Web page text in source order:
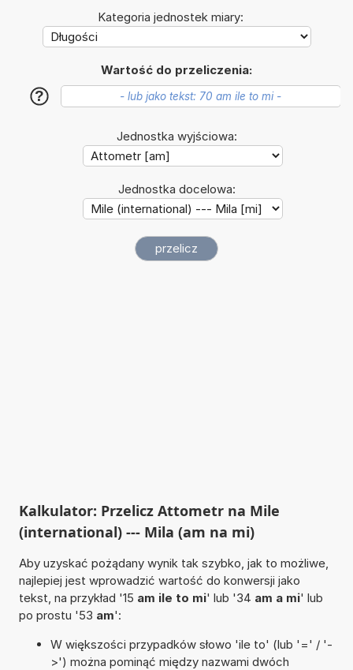
Kategoria jednostek miary:
Wartość do przeliczenia:
?
Jednostka wyjściowa:
Jednostka docelowa:
Kalkulator: Przelicz Attometr na Mile
(international) --- Mila (am na mi)
Aby uzyskać pożądany wynik tak szybko, jak to możliwe,
najlepiej jest wprowadzić wartość do konwersji jako
tekst, na przykład '15 am ile to mi' lub '34 am a mi' lub
po prostu '53 am':
W większości przypadków słowo 'ile to' (lub '=' / '-
>') można pominąć między nazwami dwóch